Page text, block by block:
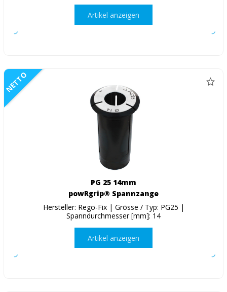
Artikel anzeigen
NETTO
PG 25 14mm
powRgrip® Spannzange
Hersteller: Rego-Fix | Grösse / Typ: PG25 |
Spanndurchmesser [mm]: 14
Artikel anzeigen